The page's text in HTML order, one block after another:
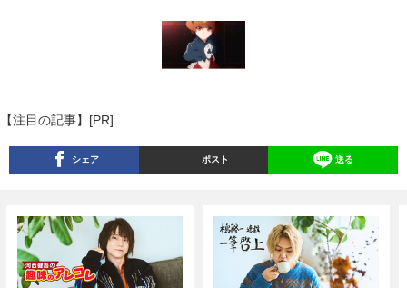
【注目の記事】[PR]
シェア ポスト 送る